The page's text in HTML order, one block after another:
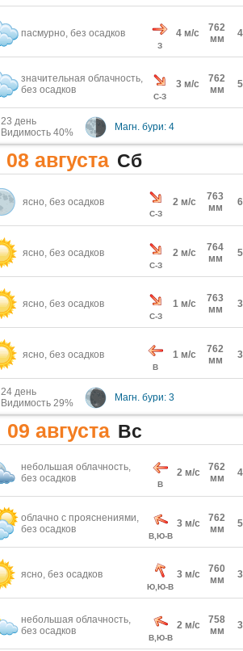
пасмурно, без осадков
З
4 м/с
762
мм
значительная облачность,
без осадков
С-З
3 м/с
762
мм
23 день
Видимость 40%
Магн. бури: 4
08 августа Сб
ясно, без осадков
С-З
2 м/с
763
мм
ясно, без осадков
С-З
2 м/с
764
мм
ясно, без осадков
С-З
1 м/с
763
мм
ясно, без осадков
В
1 м/с
762
мм
24 день
Видимость 29%
Магн. бури: 3
09 августа Вс
небольшая облачность,
без осадков
В
2 м/с
762
мм
облачно с прояснениями,
без осадков
В,Ю-В
3 м/с
762
мм
ясно, без осадков
Ю,Ю-В
3 м/с
760
мм
небольшая облачность,
без осадков
В,Ю-В
2 м/с
758
мм